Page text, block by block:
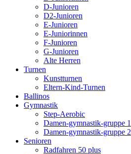
D-Junioren
D2-Junioren
E-Junioren
E-Juniorinnen
F-Junioren
G-Junioren
Alte Herren
Turnen
Kunstturnen
Eltern-Kind-Turnen
Ballinos
Gymnastik
Step-Aerobic
Damen-gymnastik-gruppe 1
Damen-gymnastik-gruppe 2
Senioren
Radfahren 50 plus